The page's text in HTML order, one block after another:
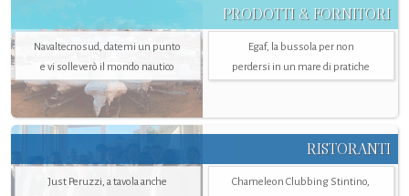
PRODOTTI & FORNITORI
Navaltecnosud, datemi un punto
e vi solleverò il mondo nautico
Egaf, la bussola per non
perdersi in un mare di pratiche
RISTORANTI
Just Peruzzi, a tavola anche
Chameleon Clubbing Stintino,